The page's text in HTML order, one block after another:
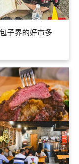
子界的好市多